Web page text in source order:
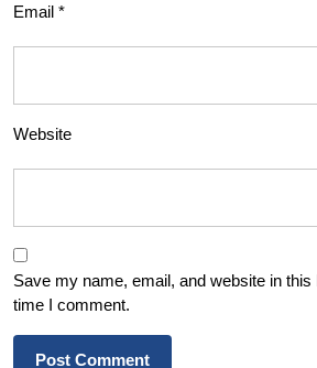
Email *
Website
Save my name, email, and website in
time I comment.